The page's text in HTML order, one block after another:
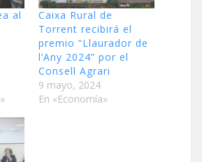
al
Caixa Rural de
Torrent recibirá el
premio “Llaurador de
l’Any 2024” por el
Consell Agrari
9 mayo, 2024
En «Economía»